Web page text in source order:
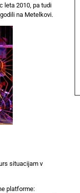
leta 2010, pa tudi
na Metelkovi.
situacijam v
platforme: